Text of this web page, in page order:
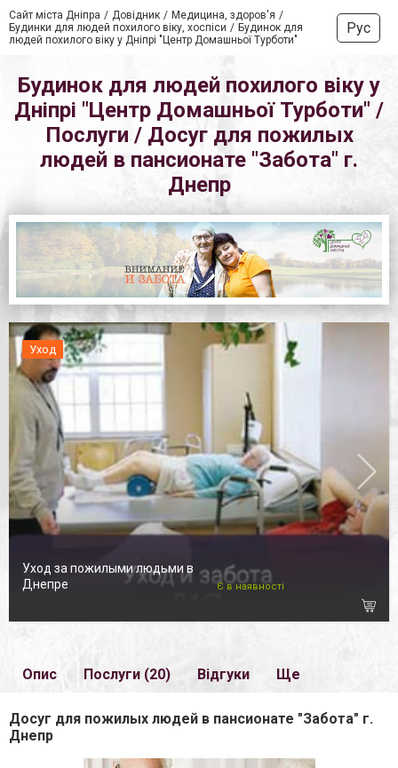
Сайт міста Дніпра Довідник
Медицина, здоров'я
Будинки для людей похилого віку, хоспіси
Будинок для
людей похилого віку у Дніпрі "Центр Домашньої Турботи"
Рус
Будинок для людей похилого віку у
Дніпрі "Центр Домашньої Турботи" /
Послуги / Досуг для пожилых
людей в пансионате "Забота" г.
Днепр
Уход
Уход за пожилыми людьми в
Днепре
Є в наявності
Опис Послуги (20) Відгуки Ще
Досуг для пожилых людей в пансионате "Забота" г.
Днепр